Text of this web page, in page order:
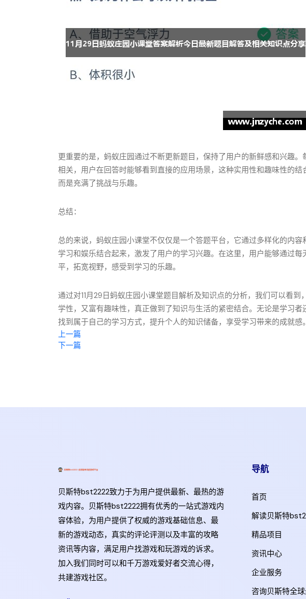
更重要的是，蚂蚁庄园通过不断更新题目，保持了用户的新鲜感和兴趣
相关，用户在回答时能够看到直接的应用场景，这种实用性和趣味性的结
而是充满了挑战与乐趣。
总结：
总的来说，蚂蚁庄园小课堂不仅仅是一个答题平台，它通过多样化的内
学习和娱乐结合起来，激发了用户的学习兴趣。在这里，用户能够通过
平，拓宽视野，感受到学习的乐趣。
通过对11月29日蚂蚁庄园小课堂题目解析及知识点的分析，我们可以看
学性，又富有趣味性，真正做到了知识与生活的紧密结合。无论是学习
找到属于自己的学习方式，提升个人的知识储备，享受学习带来的成就感。
上一篇
下一篇
贝斯特bst2222致力于为用户提供最新、最热的游
戏内容。贝斯特bst2222拥有优秀的一站式游戏内
容体验，为用户提供了权威的游戏基础信息、最
新的游戏动态，真实的评论评测以及丰富的攻略
资讯等内容，满足用户找游戏和玩游戏的诉求。
加入我们同时可以和千万游戏爱好者交流心得，
共建游戏社区。
导航
首页
解读贝斯特
精品项目
资讯中心
企业服务
咨询贝斯特全